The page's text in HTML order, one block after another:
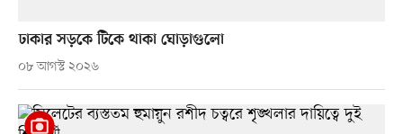
ঢাকার সড়কে টিকে থাকা ঘোড়াগুলো
০৮ আগস্ট ২০২৬